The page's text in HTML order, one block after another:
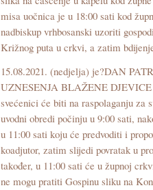
misa uočnica je u 18:00 sati kod
nadbiskup vrhbosanski uzoriti
Križnog puta u crkvi, a zatim
15.08.2021. (nedjelja) je?DAN
UZNESENJA BLAŽENE
svećenici će biti na raspolaganju za
uvodni obredi počinju u 9:00 sati,
u 11:00 sati koju će predvoditi i
koadjutor, zatim slijedi povratak u
također, u 11:00 sati će u župnoj
ne mogu pratiti Gospinu sliku na